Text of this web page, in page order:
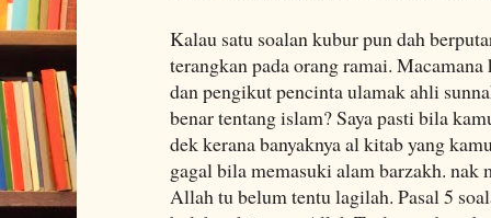
Kalau satu soalan kubur pun dah
terangkan pada orang ramai.
dan pengikut pencinta ulamak ahli
benar tentang islam? Saya pasti bila
dek kerana banyaknya al kitab yang
gagal bila memasuki alam barzakh. nak
Allah tu belum tentu lagilah. Pasal 5